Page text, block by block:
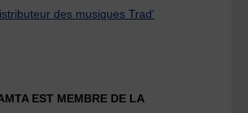
des musiques Trad'
EST MEMBRE DE LA